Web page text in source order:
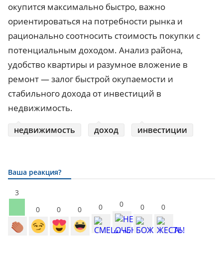
окупится максимально быстро, важно
ориентироваться на потребности рынка и
рационально соотносить стоимость покупки с
потенциальным доходом. Анализ района,
удобство квартиры и разумное вложение в
ремонт — залог быстрой окупаемости и
стабильного дохода от инвестиций в
недвижимость.
недвижимость доход инвестиции
Ваша реакция?
3
0
0 0 0 0 0 0